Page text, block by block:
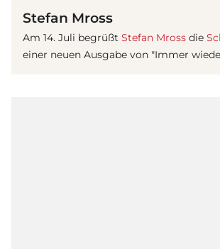
Stefan Mross
Am 14. Juli begrüßt Stefan Mross die
einer neuen Ausgabe von "Immer